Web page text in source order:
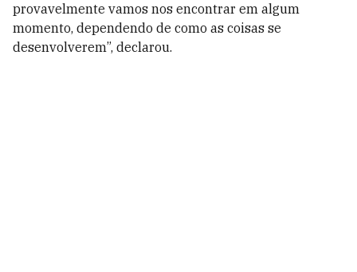
provavelmente vamos nos encontrar em algum
momento, dependendo de como as coisas se
desenvolverem”, declarou.